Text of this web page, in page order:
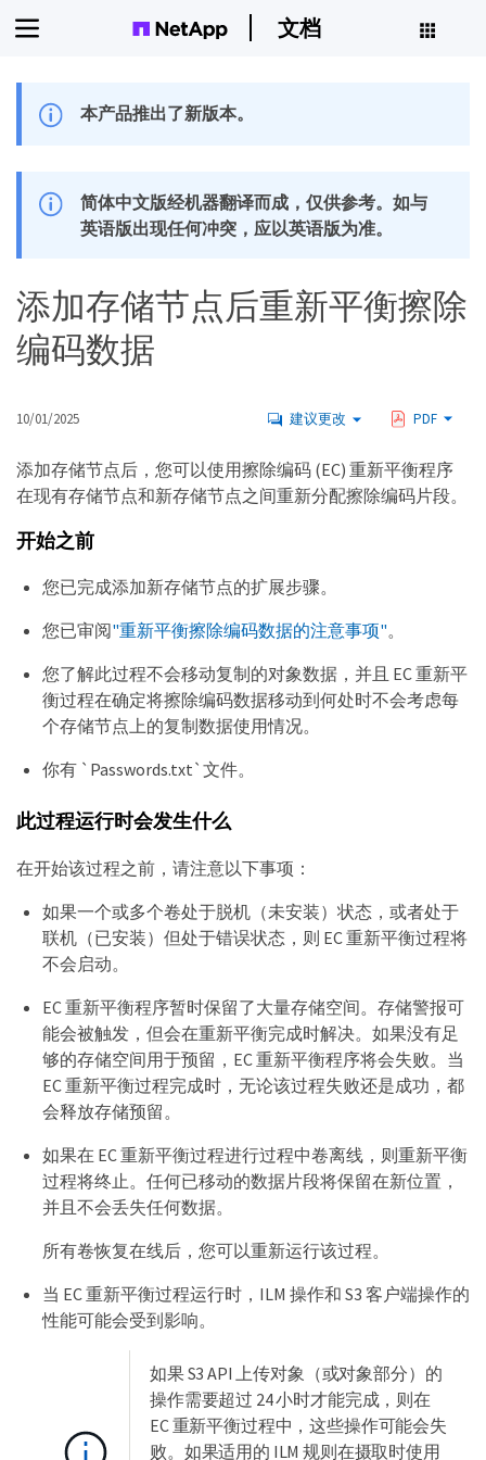
文档
本产品推出了新版本。
简体中文版经机器翻译而成，仅供参考。如与
英语版出现任何冲突，应以英语版为准。
添加存储节点后重新平衡擦除
编码数据
10/01/2025 建议更改 PDF
添加存储节点后，您可以使用擦除编码 (EC) 重新平衡程序
在现有存储节点和新存储节点之间重新分配擦除编码片段。
开始之前
您已完成添加新存储节点的扩展步骤。
您已审阅"重新平衡擦除编码数据的注意事项"。
您了解此过程不会移动复制的对象数据，并且 EC 重新平
衡过程在确定将擦除编码数据移动到何处时不会考虑每
个存储节点上的复制数据使用情况。
你有 `Passwords.txt`文件。
此过程运行时会发生什么
在开始该过程之前，请注意以下事项：
如果一个或多个卷处于脱机（未安装）状态，或者处于
联机（已安装）但处于错误状态，则 EC 重新平衡过程将
不会启动。
EC 重新平衡程序暂时保留了大量存储空间。存储警报可
能会被触发，但会在重新平衡完成时解决。如果没有足
够的存储空间用于预留，EC 重新平衡程序将会失败。当
EC 重新平衡过程完成时，无论该过程失败还是成功，都
会释放存储预留。
如果在 EC 重新平衡过程进行过程中卷离线，则重新平衡
过程将终止。任何已移动的数据片段将保留在新位置，
并且不会丢失任何数据。
所有卷恢复在线后，您可以重新运行该过程。
当 EC 重新平衡过程运行时，ILM 操作和 S3 客户端操作的
性能可能会受到影响。
如果 S3 API 上传对象（或对象部分）的
操作需要超过 24 小时才能完成，则在
EC 重新平衡过程中，这些操作可能会失
败。如果适用的 ILM 规则在摄取时使用